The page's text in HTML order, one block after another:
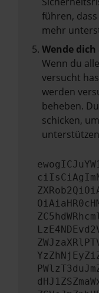
führen,
mehr
Wende
Wenn du
versucht
werden
beheben.
schicken,